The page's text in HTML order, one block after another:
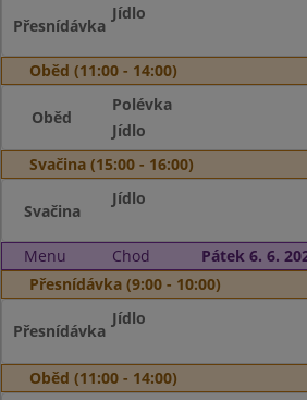
Přesnídávka
Jídlo
Oběd (11:00 - 14:00)
Oběd
Polévka
Jídlo
Svačina (15:00 - 16:00)
Svačina
Jídlo
Menu Chod
Pátek 6. 6.
Přesnídávka (9:00 - 10:00)
Přesnídávka
Jídlo
Oběd (11:00 - 14:00)